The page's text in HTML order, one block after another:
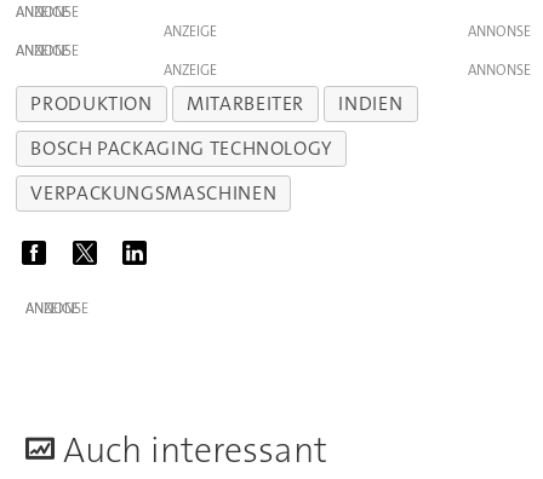
ANZEIGE
ANZEIGE
ANZEIGE
ANZEIGE
PRODUKTION MITARBEITER
INDIEN
BOSCH PACKAGING TECHNOLOGY
VERPACKUNGSMASCHINEN
ANZEIGE
Auch interessant